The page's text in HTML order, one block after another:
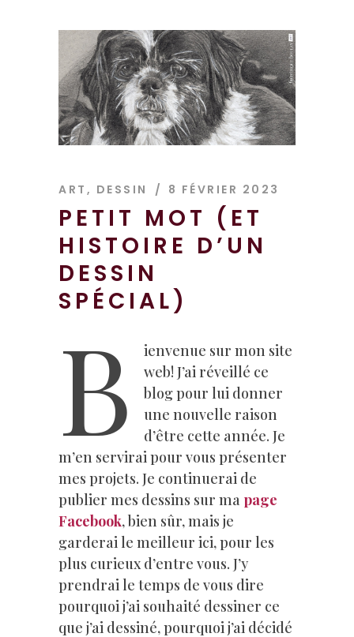
ART , DESSIN 8 FÉVRIER 2023
PETIT MOT (ET
HISTOIRE D’UN
DESSIN
SPÉCIAL)
B
ienvenue sur mon site
web! J’ai réveillé ce
blog pour lui donner
une nouvelle raison
d’être cette année. Je
m’en servirai pour vous présenter
mes projets. Je continuerai de
publier mes dessins sur ma page
Facebook, bien sûr, mais je
garderai le meilleur ici, pour les
plus curieux d’entre vous. J’y
prendrai le temps de vous dire
pourquoi j’ai souhaité dessiner ce
que j’ai dessiné, pourquoi j’ai décidé